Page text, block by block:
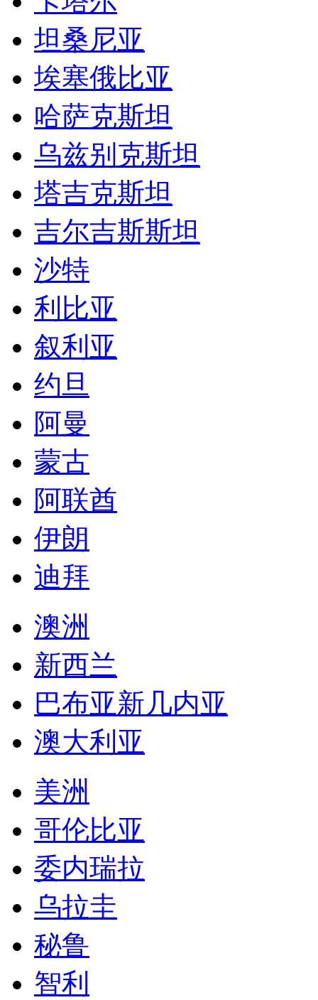
坦桑尼亚
埃塞俄比亚
哈萨克斯坦
乌兹别克斯坦
塔吉克斯坦
吉尔吉斯斯坦
沙特
利比亚
叙利亚
约旦
阿曼
蒙古
阿联酋
伊朗
迪拜
澳洲
新西兰
巴布亚新几内亚
澳大利亚
美洲
哥伦比亚
委内瑞拉
乌拉圭
秘鲁
智利